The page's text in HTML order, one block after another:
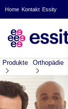
Home Kontakt Essity
Produkte Orthopädie